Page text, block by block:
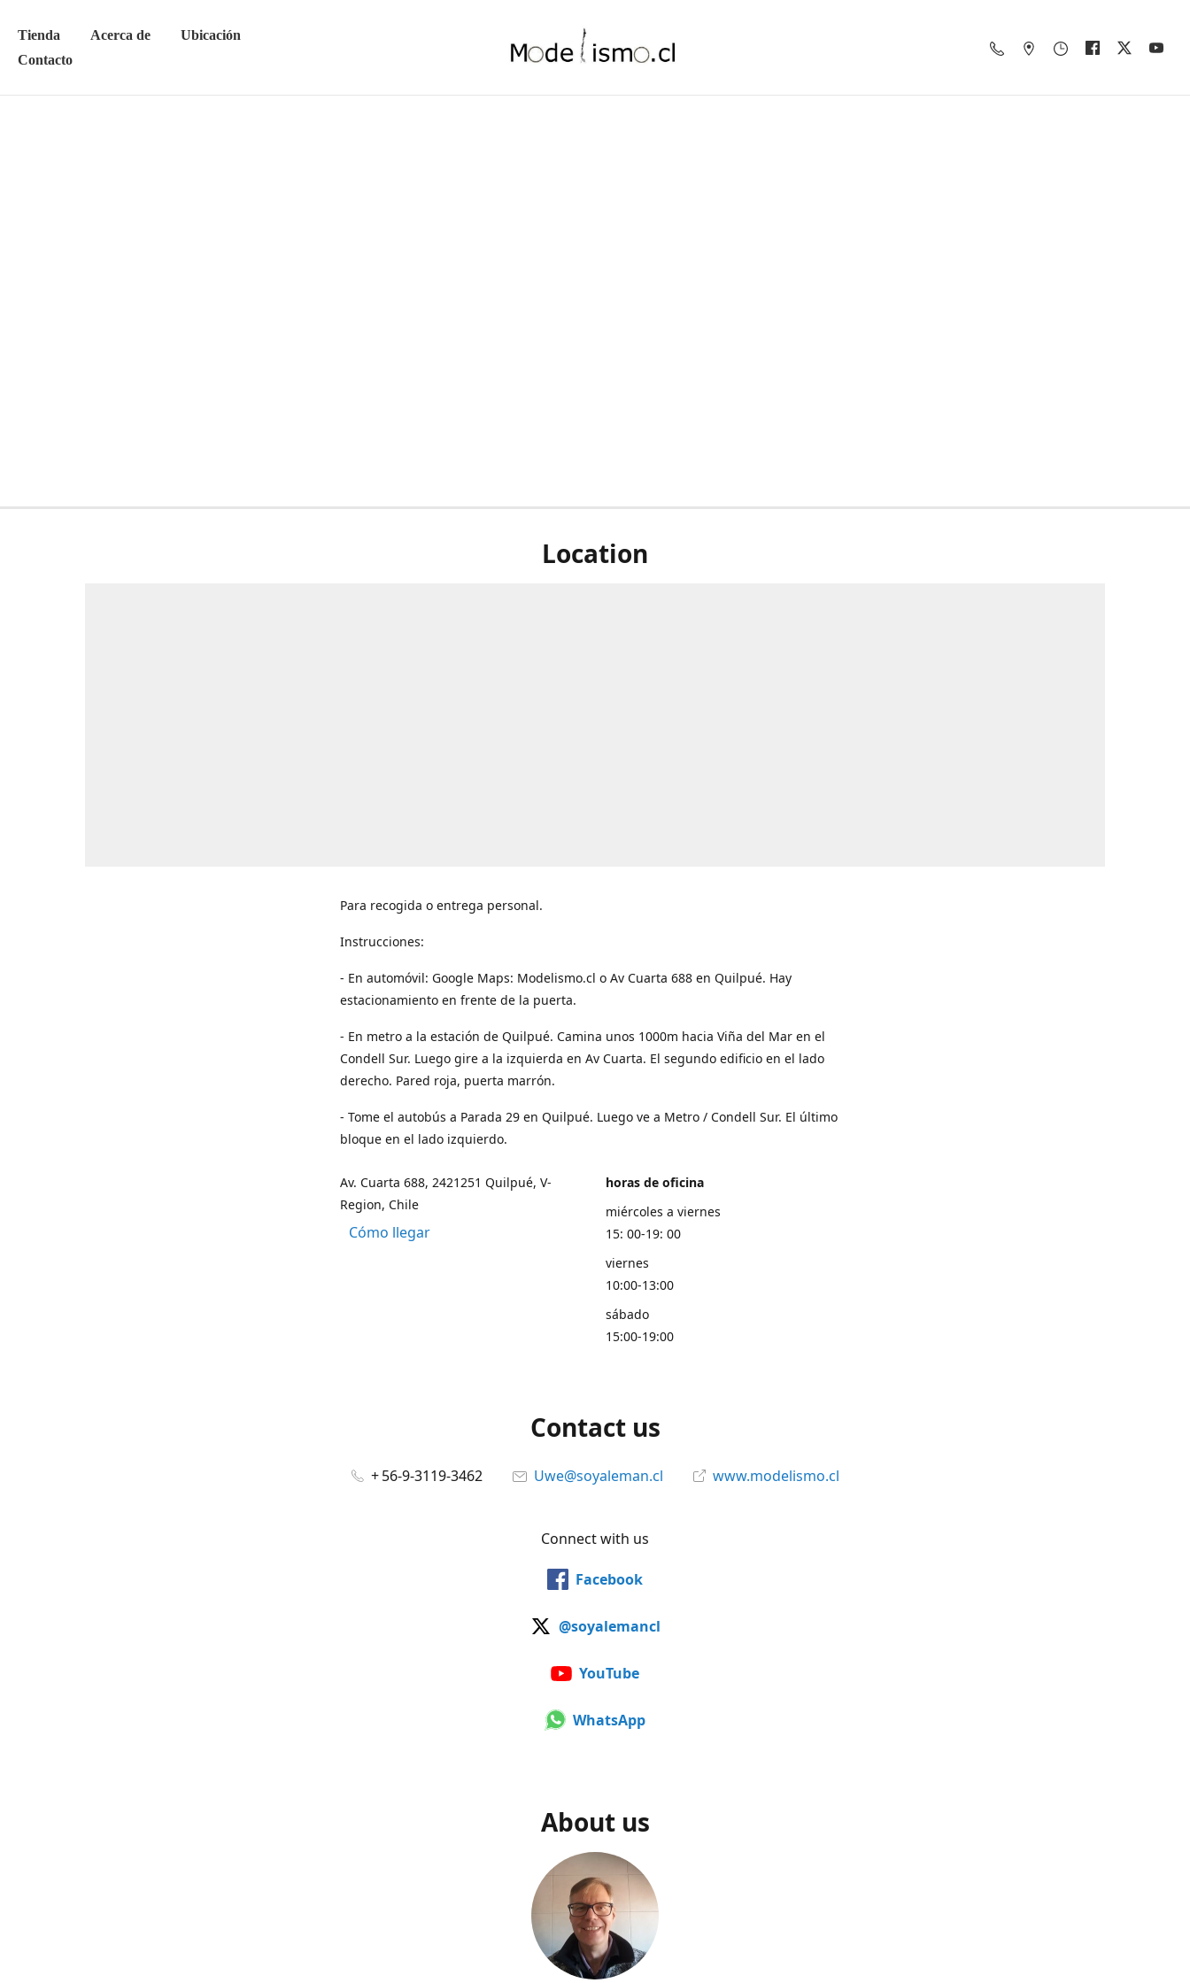
Tienda Acerca de
Ubicación
Contacto
Location
Para recogida o entrega personal.
Instrucciones:
- En automóvil: Google Maps: Modelismo.cl o Av Cuarta 688 en Quilpué. Hay
estacionamiento en frente de la puerta.
- En metro a la estación de Quilpué. Camina unos 1000m hacia Viña del Mar en el
Condell Sur. Luego gire a la izquierda en Av Cuarta. El segundo edificio en el lado
derecho. Pared roja, puerta marrón.
- Tome el autobús a Parada 29 en Quilpué. Luego ve a Metro / Condell Sur. El último
bloque en el lado izquierdo.
Av. Cuarta 688, 2421251 Quilpué, V-
Region, Chile
Cómo llegar
horas de oficina
miércoles a viernes
15: 00-19: 00
viernes
10:00-13:00
sábado
15:00-19:00
Contact us
+ 56-9-3119-3462 Uwe@soyaleman.cl www.modelismo.cl
Connect with us
Facebook
@soyalemancl
YouTube
WhatsApp
About us